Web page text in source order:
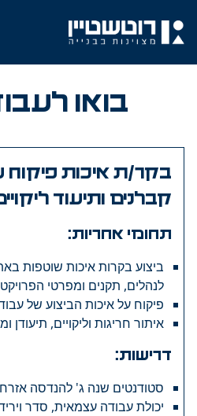
בואו
בקר/ת איכות פיקוח
קבלנים ותיעוד
תחומי אחריות:
ביצוע בקרות איכות שוטפות
לנהלים, תקנים ומפרטי הפרויקט
פיקוח על איכות הביצוע של
איתור חריגות וליקויים, תיעודן
דרישות:
סטודנטים שנה ג' להנדסה
יכולת עבודה עצמאית, סדר